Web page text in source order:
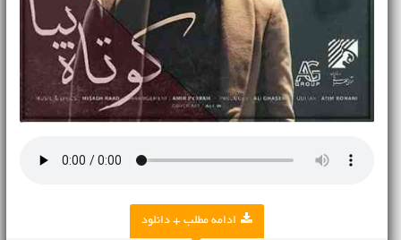
ادامه مطلب + دانلود